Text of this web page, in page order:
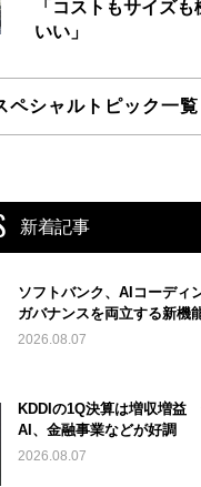
「コストもサイズ
いい」
ペシャルトピック一覧
新着記事
ソフトバンク、AIコーディ
ガバナンスを両立する新機
2026.08.07
KDDIの1Q決算は増収増益
AI、金融事業などが好調
2026.08.07